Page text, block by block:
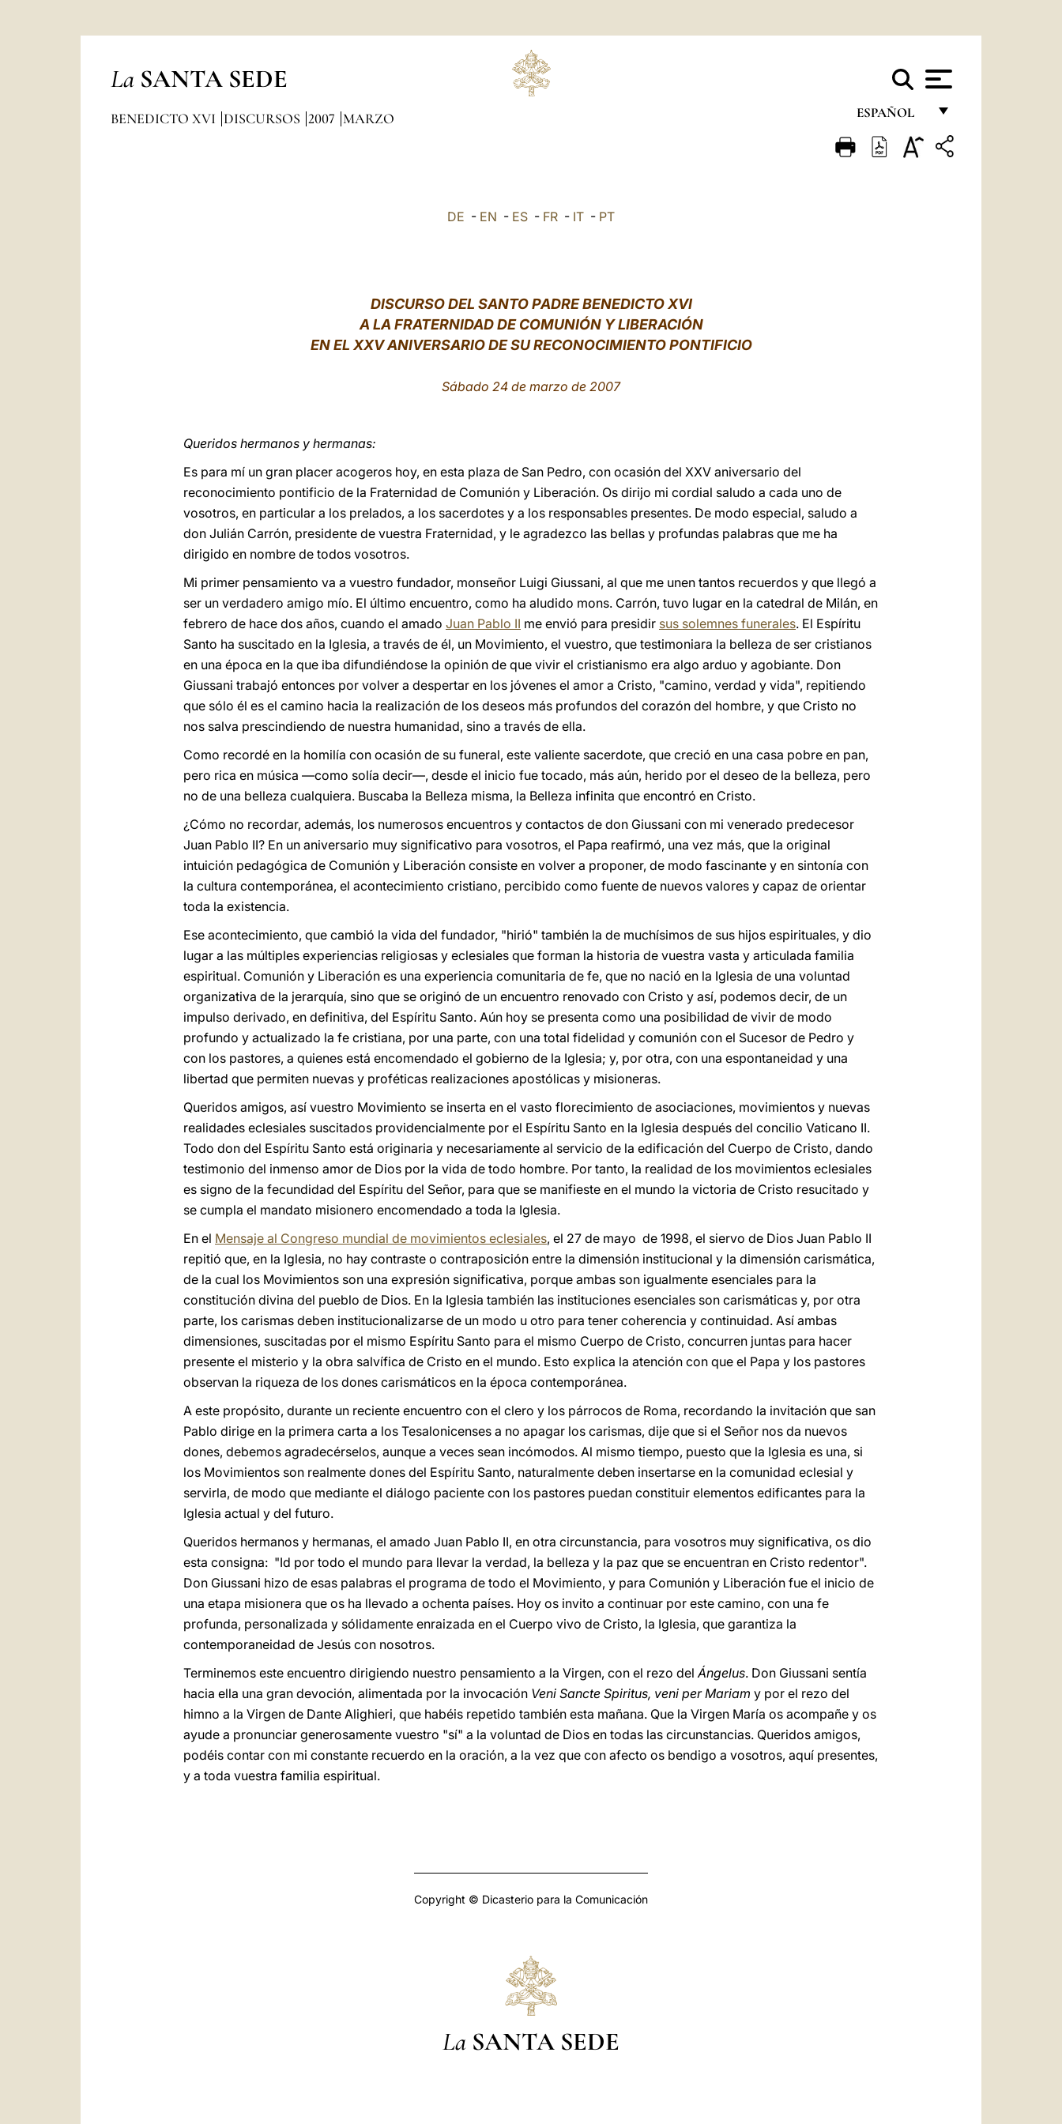
La SANTA SEDE
ESPAÑOL
FRANÇAIS
BENEDICTO XVI DISCURSOS 2007 MARZO
DE - EN - ES - FR - IT - PT
DISCURSO DEL SANTO PADRE BENEDICTO XVI
A LA FRATERNIDAD DE COMUNIÓN Y LIBERACIÓN
EN EL XXV ANIVERSARIO DE SU RECONOCIMIENTO PONTIFICIO
Sábado 24 de marzo de 2007
Queridos hermanos y hermanas:
Es para mí un gran placer acogeros hoy, en esta plaza de San Pedro, con ocasión del XXV aniversario del
reconocimiento pontificio de la Fraternidad de Comunión y Liberación. Os dirijo mi cordial saludo a cada uno de
vosotros, en particular a los prelados, a los sacerdotes y a los responsables presentes. De modo especial, saludo a
don Julián Carrón, presidente de vuestra Fraternidad, y le agradezco las bellas y profundas palabras que me ha
dirigido en nombre de todos vosotros.
Mi primer pensamiento va a vuestro fundador, monseñor Luigi Giussani, al que me unen tantos recuerdos y que llegó a
ser un verdadero amigo mío. El último encuentro, como ha aludido mons. Carrón, tuvo lugar en la catedral de Milán, en
febrero de hace dos años, cuando el amado Juan Pablo II me envió para presidir sus solemnes funerales. El Espíritu
Santo ha suscitado en la Iglesia, a través de él, un Movimiento, el vuestro, que testimoniara la belleza de ser cristianos
en una época en la que iba difundiéndose la opinión de que vivir el cristianismo era algo arduo y agobiante. Don
Giussani trabajó entonces por volver a despertar en los jóvenes el amor a Cristo, "camino, verdad y vida", repitiendo
que sólo él es el camino hacia la realización de los deseos más profundos del corazón del hombre, y que Cristo no
nos salva prescindiendo de nuestra humanidad, sino a través de ella.
Como recordé en la homilía con ocasión de su funeral, este valiente sacerdote, que creció en una casa pobre en pan,
pero rica en música —como solía decir—, desde el inicio fue tocado, más aún, herido por el deseo de la belleza, pero
no de una belleza cualquiera. Buscaba la Belleza misma, la Belleza infinita que encontró en Cristo.
¿Cómo no recordar, además, los numerosos encuentros y contactos de don Giussani con mi venerado predecesor
Juan Pablo II? En un aniversario muy significativo para vosotros, el Papa reafirmó, una vez más, que la original
intuición pedagógica de Comunión y Liberación consiste en volver a proponer, de modo fascinante y en sintonía con
la cultura contemporánea, el acontecimiento cristiano, percibido como fuente de nuevos valores y capaz de orientar
toda la existencia.
Ese acontecimiento, que cambió la vida del fundador, "hirió" también la de muchísimos de sus hijos espirituales, y dio
lugar a las múltiples experiencias religiosas y eclesiales que forman la historia de vuestra vasta y articulada familia
espiritual. Comunión y Liberación es una experiencia comunitaria de fe, que no nació en la Iglesia de una voluntad
organizativa de la jerarquía, sino que se originó de un encuentro renovado con Cristo y así, podemos decir, de un
impulso derivado, en definitiva, del Espíritu Santo. Aún hoy se presenta como una posibilidad de vivir de modo
profundo y actualizado la fe cristiana, por una parte, con una total fidelidad y comunión con el Sucesor de Pedro y
con los pastores, a quienes está encomendado el gobierno de la Iglesia; y, por otra, con una espontaneidad y una
libertad que permiten nuevas y proféticas realizaciones apostólicas y misioneras.
Queridos amigos, así vuestro Movimiento se inserta en el vasto florecimiento de asociaciones, movimientos y nuevas
realidades eclesiales suscitados providencialmente por el Espíritu Santo en la Iglesia después del concilio Vaticano II.
Todo don del Espíritu Santo está originaria y necesariamente al servicio de la edificación del Cuerpo de Cristo, dando
testimonio del inmenso amor de Dios por la vida de todo hombre. Por tanto, la realidad de los movimientos eclesiales
es signo de la fecundidad del Espíritu del Señor, para que se manifieste en el mundo la victoria de Cristo resucitado y
se cumpla el mandato misionero encomendado a toda la Iglesia.
En el Mensaje al Congreso mundial de movimientos eclesiales, el 27 de mayo de 1998, el siervo de Dios Juan Pablo II
repitió que, en la Iglesia, no hay contraste o contraposición entre la dimensión institucional y la dimensión carismática,
de la cual los Movimientos son una expresión significativa, porque ambas son igualmente esenciales para la
constitución divina del pueblo de Dios. En la Iglesia también las instituciones esenciales son carismáticas y, por otra
parte, los carismas deben institucionalizarse de un modo u otro para tener coherencia y continuidad. Así ambas
dimensiones, suscitadas por el mismo Espíritu Santo para el mismo Cuerpo de Cristo, concurren juntas para hacer
presente el misterio y la obra salvífica de Cristo en el mundo. Esto explica la atención con que el Papa y los pastores
observan la riqueza de los dones carismáticos en la época contemporánea.
A este propósito, durante un reciente encuentro con el clero y los párrocos de Roma, recordando la invitación que san
Pablo dirige en la primera carta a los Tesalonicenses a no apagar los carismas, dije que si el Señor nos da nuevos
dones, debemos agradecérselos, aunque a veces sean incómodos. Al mismo tiempo, puesto que la Iglesia es una, si
los Movimientos son realmente dones del Espíritu Santo, naturalmente deben insertarse en la comunidad eclesial y
servirla, de modo que mediante el diálogo paciente con los pastores puedan constituir elementos edificantes para la
Iglesia actual y del futuro.
Queridos hermanos y hermanas, el amado Juan Pablo II, en otra circunstancia, para vosotros muy significativa, os dio
esta consigna: "Id por todo el mundo para llevar la verdad, la belleza y la paz que se encuentran en Cristo redentor".
Don Giussani hizo de esas palabras el programa de todo el Movimiento, y para Comunión y Liberación fue el inicio de
una etapa misionera que os ha llevado a ochenta países. Hoy os invito a continuar por este camino, con una fe
profunda, personalizada y sólidamente enraizada en el Cuerpo vivo de Cristo, la Iglesia, que garantiza la
contemporaneidad de Jesús con nosotros.
Terminemos este encuentro dirigiendo nuestro pensamiento a la Virgen, con el rezo delÁngelus. Don Giussani sentía
hacia ella una gran devoción, alimentada por la invocación Veni Sancte Spiritus, veni per Mariam y por el rezo del
himno a la Virgen de Dante Alighieri, que habéis repetido también esta mañana. Que la Virgen María os acompañe y os
ayude a pronunciar generosamente vuestro "sí" a la voluntad de Dios en todas las circunstancias. Queridos amigos,
podéis contar con mi constante recuerdo en la oración, a la vez que con afecto os bendigo a vosotros, aquí presentes,
y a toda vuestra familia espiritual.
Copyright © Dicasterio para la Comunicación
La SANTA SEDE